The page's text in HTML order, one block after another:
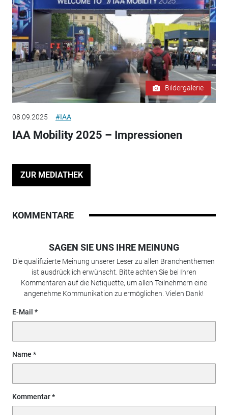
Bildergalerie
08.09.2025 #IAA
IAA Mobility 2025 – Impressionen
ZUR MEDIATHEK
KOMMENTARE
SAGEN SIE UNS IHRE MEINUNG
Die qualifizierte Meinung unserer Leser zu allen Branchenthemen
ist ausdrücklich erwünscht. Bitte achten Sie bei Ihren
Kommentaren auf die Netiquette, um allen Teilnehmern eine
angenehme Kommunikation zu ermöglichen. Vielen Dank!
E-Mail
Name
Kommentar